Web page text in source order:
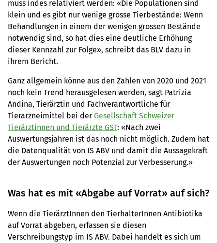
muss indes relativiert werden: «Die Populationen sind
klein und es gibt nur wenige grosse Tierbestände: Wenn
Behandlungen in einem der wenigen grossen Bestände
notwendig sind, so hat dies eine deutliche Erhöhung
dieser Kennzahl zur Folge», schreibt das BLV dazu in
ihrem Bericht.
Ganz allgemein könne aus den Zahlen von 2020 und 2021
noch kein Trend herausgelesen werden, sagt Patrizia
Andina, Tierärztin und Fachverantwortliche für
Tierarzneimittel bei der Gesellschaft Schweizer
Tierärztinnen und Tierärzte GST: «Nach zwei
Auswertungsjahren ist das noch nicht möglich. Zudem hat
die Datenqualität von IS ABV und damit die Aussagekraft
der Auswertungen noch Potenzial zur Verbesserung.»
Was hat es mit «Abgabe auf Vorrat» auf sich?
Wenn die TierärztInnen den TierhalterInnen Antibiotika
auf Vorrat abgeben, erfassen sie diesen
Verschreibungstyp im IS ABV. Dabei handelt es sich um